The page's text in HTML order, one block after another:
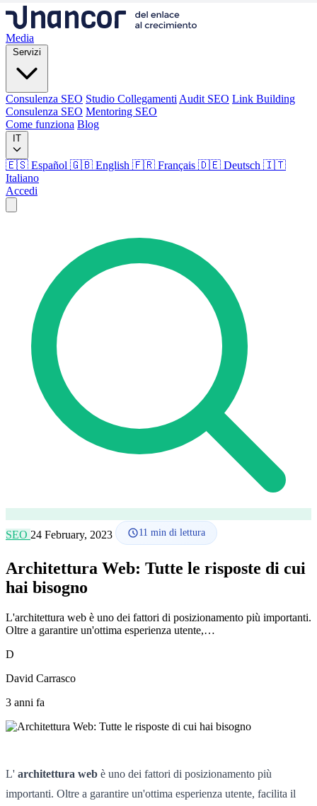
Media
Servizi
Consulenza SEO Studio Collegamenti Audit SEO Link Building
Consulenza SEO Mentoring SEO
Come funziona Blog
IT
🇪🇸 Español 🇬🇧 English 🇫🇷 Français 🇩🇪 Deutsch 🇮🇹
Italiano
Accedi
Consulenza SEO Studio Collegamenti Audit SEO
Consulenza SEO
Come funziona
Lingua
🇪🇸 ES
🇬🇧 EN
Accedi
SEO 24 February, 2023 11 min di lettura
Architettura Web: Tutte le risposte di cui
hai bisogno
L'architettura web è uno dei fattori di posizionamento più importanti.
Oltre a garantire un'ottima esperienza utente,…
D
David Carrasco
3 anni fa
L' architettura web è uno dei fattori di posizionamento più
importanti. Oltre a garantire un'ottima esperienza utente, facilita il